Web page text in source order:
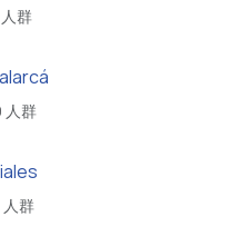
群
人群
群